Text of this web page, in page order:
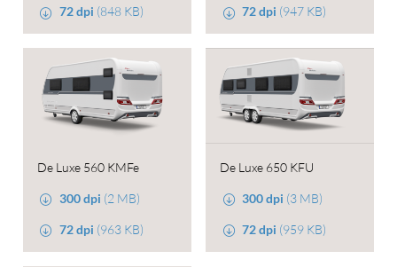
72 dpi (848 KB) 72 dpi (947 KB)
De Luxe 560 KMFe
300 dpi (2 MB)
72 dpi (963 KB)
De Luxe 650 KFU
300 dpi (3 MB)
72 dpi (959 KB)